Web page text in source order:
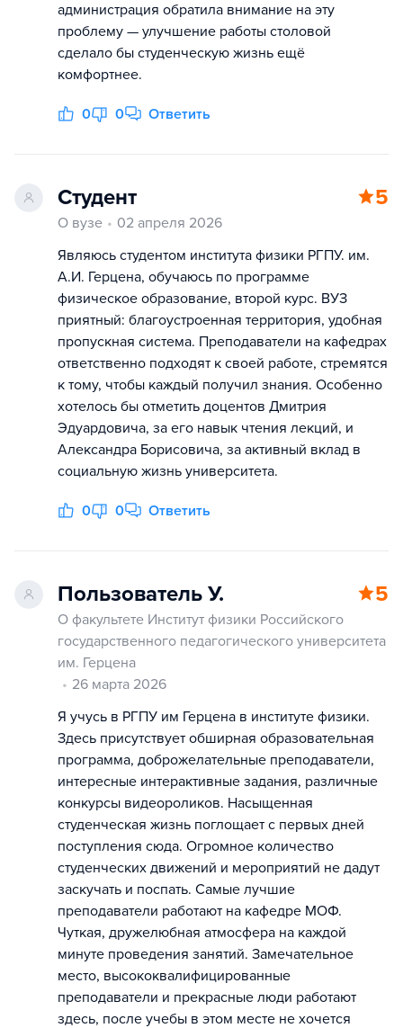
администрация обратила внимание на эту
проблему — улучшение работы столовой
сделало бы студенческую жизнь ещё
комфортнее.
0 0 Ответить
Студент 5
О вузе
02 апреля 2026
Являюсь студентом института физики РГПУ. им.
А.И. Герцена, обучаюсь по программе
физическое образование, второй курс. ВУЗ
приятный: благоустроенная территория, удобная
пропускная система. Преподаватели на кафедрах
ответственно подходят к своей работе, стремятся
к тому, чтобы каждый получил знания. Особенно
хотелось бы отметить доцентов Дмитрия
Эдуардовича, за его навык чтения лекций, и
Александра Борисовича, за активный вклад в
социальную жизнь университета.
0 0 Ответить
Пользователь У. 5
О факультете Институт физики Российского
государственного педагогического университета
им. Герцена
26 марта 2026
Я учусь в РГПУ им Герцена в институте физики.
Здесь присутствует обширная образовательная
программа, доброжелательные преподаватели,
интересные интерактивные задания, различные
конкурсы видеороликов. Насыщенная
студенческая жизнь поглощает с первых дней
поступления сюда. Огромное количество
студенческих движений и мероприятий не дадут
заскучать и поспать. Самые лучшие
преподаватели работают на кафедре МОФ.
Чуткая, дружелюбная атмосфера на каждой
минуте проведения занятий. Замечательное
место, высококвалифицированные
преподаватели и прекрасные люди работают
здесь, после учебы в этом месте не хочется